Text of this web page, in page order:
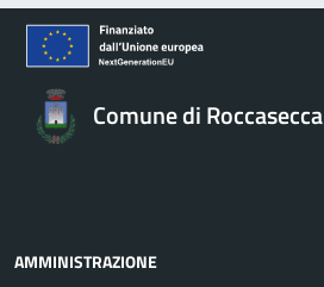
Comune di Roccasecca
AMMINISTRAZIONE